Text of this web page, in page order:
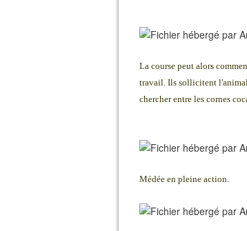
La course peut alors
travail. Ils sollicitent l'animal
chercher entre les cornes
Médée en pleine action.